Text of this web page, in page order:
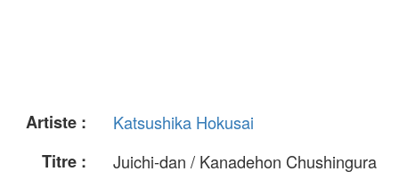
Artiste :
Katsushika Hokusai
Titre :
Juichi-dan / Kanadehon Chushingura